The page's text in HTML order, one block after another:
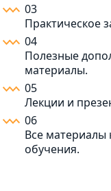
03
Практическое
04
Полезные
материалы.
05
Лекции и
06
Все материалы
обучения.